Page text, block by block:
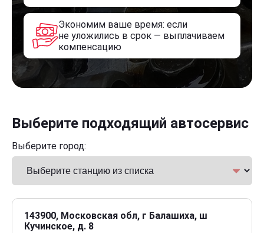
Экономим ваше время: если
не уложились в срок — выплачиваем
компенсацию
Выберите подходящий автосервис
Выберите город:
143900, Московская обл, г Балашиха, ш
Кучинское, д. 8